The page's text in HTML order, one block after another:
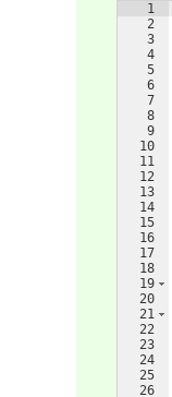
1
2
3
4
5
6
7
8
9
10
11
12
13
14
15
16
17
18
19
20
21
22
23
24
25
26